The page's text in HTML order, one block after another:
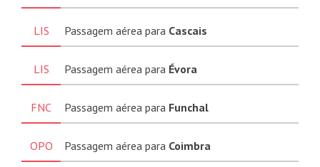
LIS Passagem aérea para Cascais
LIS Passagem aérea para Évora
FNC Passagem aérea para Funchal
OPO Passagem aérea para Coimbra